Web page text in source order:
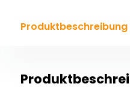
Produktbeschreibung